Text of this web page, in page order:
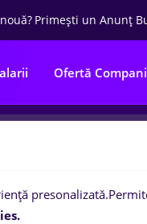
Primești un Anunț
Ofertă
0locuri
presonalizată.